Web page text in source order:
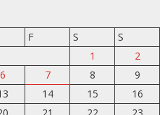
F S
S
1
2
6 7 8
9
14 15
16